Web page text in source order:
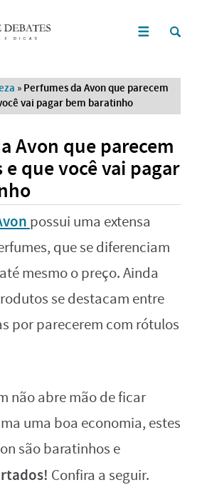
» Perfumes da Avon que parecem
vai pagar bem baratinho
Avon que parecem
que você vai pagar
possui uma extensa
que se diferenciam
mesmo o preço. Ainda
se destacam entre
por parecerem com rótulos
não abre mão de ficar
uma boa economia, estes
são baratinhos e
Confira a seguir.